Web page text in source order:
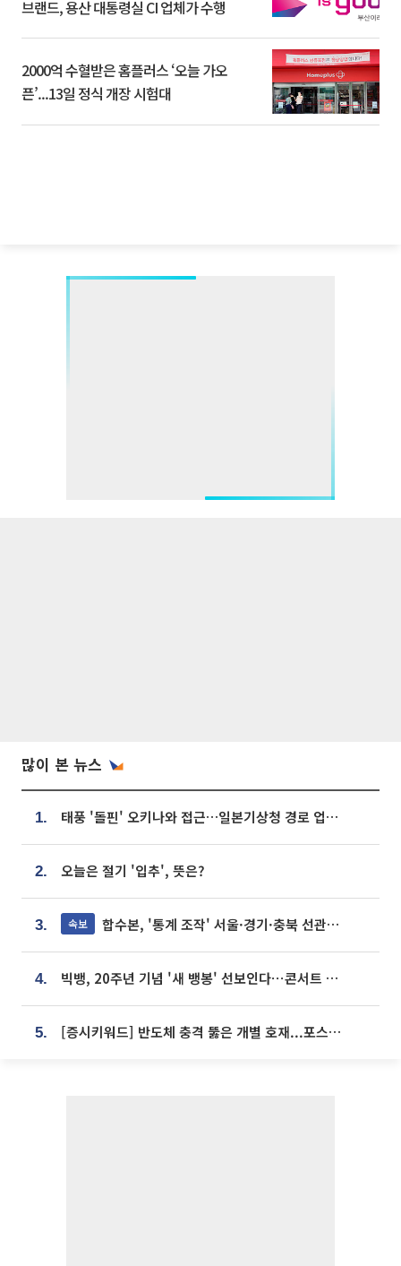
브랜드, 용산 대통령실 CI 업체가 수행
2000억 수혈받은 홈플러스 ‘오늘 가오
픈’...13일 정식 개장 시험대
많이 본 뉴스
1. 태풍 '돌핀' 오키나와 접근…일본기상청 경로 업데이트
2. 오늘은 절기 '입추', 뜻은?
3. 속보 합수본, '통계 조작' 서울·경기·충북 선관위 등 추가 압수수색
4. 빅뱅, 20주년 기념 '새 뱅봉' 선보인다⋯콘서트 앞두고 팝업 개최
5. [증시키워드] 반도체 충격 뚫은 개별 호재...포스코퓨처엠·에코프로·한화솔루션 '눈길'